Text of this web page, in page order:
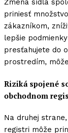
Zmena sídla
priniesť
zákazníkom,
lepšie
presťahujete do
prostredím,
Riziká spojené
obchodnom
Na druhej
registri môže